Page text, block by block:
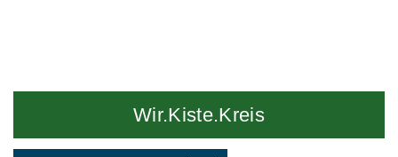
Wir.Kiste.Kreis